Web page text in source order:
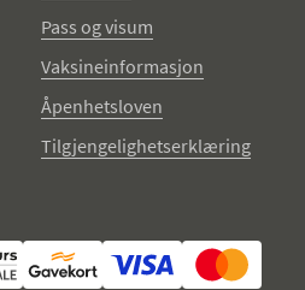
Pass og visum
Vaksineinformasjon
Åpenhetsloven
Tilgjengelighetserklæring